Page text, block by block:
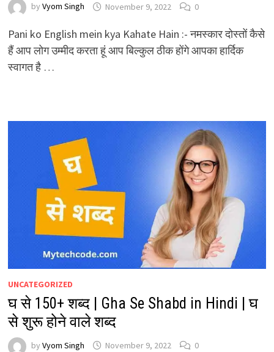
by Vyom Singh November 9, 2022 0
Pani ko English mein kya Kahate Hain :- नमस्कार दोस्तों कैसे
हैं आप लोग उम्मीद करता हूं आप बिल्कुल ठीक होंगे आपका हार्दिक
स्वागत है …
UNCATEGORIZED
घ से 150+ शब्द | Gha Se Shabd in Hindi | घ
से शुरू होने वाले शब्द
by Vyom Singh November 9, 2022 0